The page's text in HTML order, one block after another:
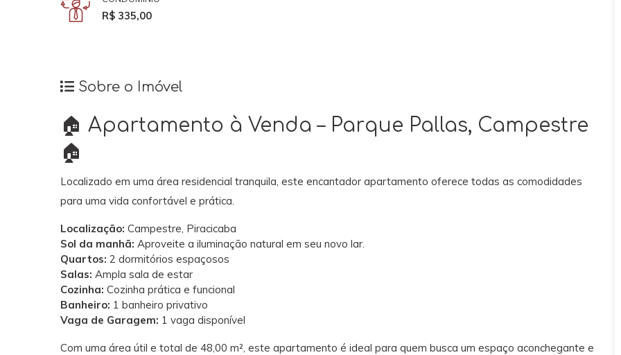
R$ 335,00
Sobre o Imóvel
🏠 Apartamento à Venda – Parque Pallas, Campestre
🏠
Localizado em uma área residencial tranquila, este encantador apartamento oferece todas as comodidades
para uma vida confortável e prática.
Localização: Campestre, Piracicaba
Sol da manhã: Aproveite a iluminação natural em seu novo lar.
Quartos: 2 dormitórios espaçosos
Salas: Ampla sala de estar
Cozinha: Cozinha prática e funcional
Banheiro: 1 banheiro privativo
Vaga de Garagem: 1 vaga disponível
Com uma área útil e total de 48,00 m², este apartamento é ideal para quem busca um espaço aconchegante e